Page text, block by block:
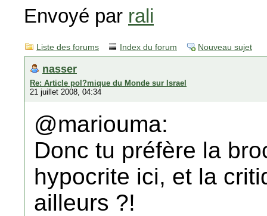
Envoyé par rali
Liste des forums Index du forum Nouveau sujet
nasser
Re: Article pol?mique du Monde sur Israel
21 juillet 2008, 04:34
@mariouma:
Donc tu préfère la
hypocrite ici, et la
ailleurs ?!